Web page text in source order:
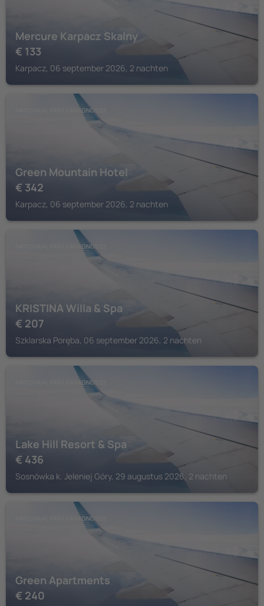
Mercure Karpacz Skalny
€ 133
Karpacz, 06 september 2026, 2 nachten
NATIONAAL PARK KARKONOSZE
Green Mountain Hotel
€ 342
Karpacz, 06 september 2026, 2 nachten
NATIONAAL PARK KARKONOSZE
KRISTINA Willa & Spa
€ 207
Szklarska Poręba, 06 september 2026, 2 nachten
NATIONAAL PARK KARKONOSZE
Lake Hill Resort & Spa
€ 436
Sosnówka k. Jeleniej Góry, 29 augustus 2026, 2 nachten
NATIONAAL PARK KARKONOSZE
Green Apartments
€ 240